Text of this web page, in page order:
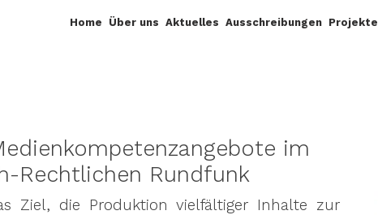
Home Über uns Aktuelles Ausschreibungen Projekte
im
Rechtlichen Rundfunk
Ziel, die Produktion vielfältiger Inhalte zur